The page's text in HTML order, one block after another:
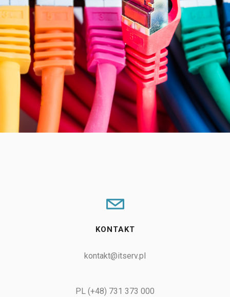
KONTAKT
kontakt@itserv.pl
PL (+48) 731 373 000